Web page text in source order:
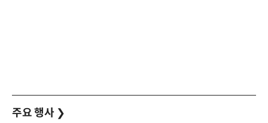
주요 행사 ❯